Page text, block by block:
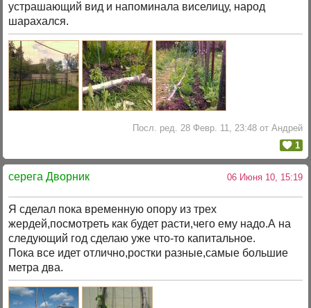
устрашающий вид и напоминала виселицу, народ
шарахался.
Посл. ред. 28 Февр. 11, 23:48 от Андрей
1
серега Дворник 06 Июня 10, 15:19
Я сделал пока временную опору из трех
жердей,посмотреть как будет расти,чего ему надо.А на
следующий год сделаю уже что-то капитальное.
Пока все идет отлично,ростки разные,самые большие
метра два.